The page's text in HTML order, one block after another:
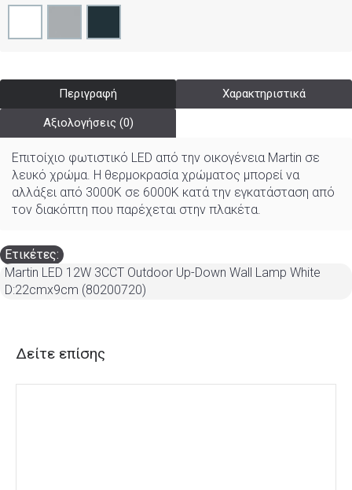
Περιγραφή Χαρακτηριστικά
Αξιολογήσεις (0)
Επιτοίχιο φωτιστικό LED από την οικογένεια Martin σε
λευκό χρώμα. Η θερμοκρασία χρώματος μπορεί να
αλλάξει από 3000K σε 6000K κατά την εγκατάσταση από
τον διακόπτη που παρέχεται στην πλακέτα.
Ετικέτες:
Martin LED 12W 3CCT Outdoor Up-Down Wall Lamp White
D:22cmx9cm (80200720)
Δείτε επίσης